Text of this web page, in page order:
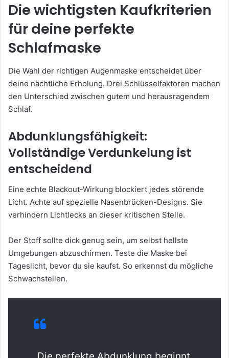
Die wichtigsten Kaufkriterien
für deine perfekte
Schlafmaske
Die Wahl der richtigen Augenmaske entscheidet über
deine nächtliche Erholung. Drei Schlüsselfaktoren machen
den Unterschied zwischen gutem und herausragendem
Schlaf.
Abdunklungsfähigkeit:
Vollständige Verdunkelung ist
entscheidend
Eine echte Blackout-Wirkung blockiert jedes störende
Licht. Achte auf spezielle Nasenbrücken-Designs. Sie
verhindern Lichtlecks an dieser kritischen Stelle.
Der Stoff sollte dick genug sein, um selbst hellste
Umgebungen abzuschirmen. Teste die Maske bei
Tageslicht, bevor du sie kaufst. So erkennst du mögliche
Schwachstellen.